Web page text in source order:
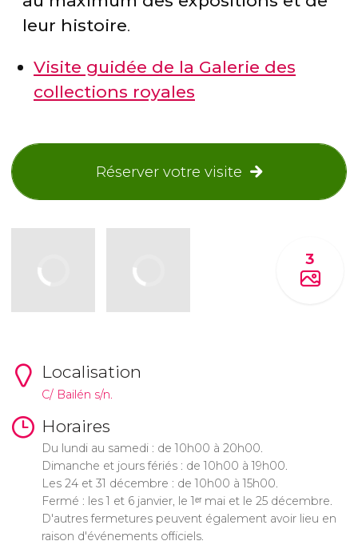
leur histoire.
Visite guidée de la Galerie des
collections royales
Réserver votre visite
3
Localisation
C/ Bailén s/n.
Horaires
Du lundi au samedi : de 10h00 à 20h00.
Dimanche et jours fériés : de 10h00 à 19h00.
Les 24 et 31 décembre : de 10h00 à 15h00.
Fermé : les 1 et 6 janvier, le 1ᵉʳ mai et le 25 décembre.
D'autres fermetures peuvent également avoir lieu en
raison d'événements officiels.